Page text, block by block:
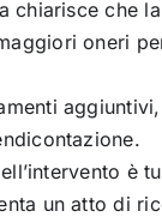
chiarisce che
oneri
è
un atto di